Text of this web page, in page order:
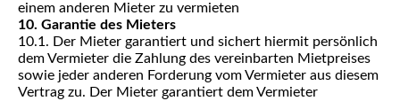
einem anderen Mieter zu vermieten
10. Garantie des Mieters
10.1. Der Mieter garantiert und sichert hiermit persönlich
dem Vermieter die Zahlung des vereinbarten Mietpreises
sowie jeder anderen Forderung vom Vermieter aus diesem
Vertrag zu. Der Mieter garantiert dem Vermieter